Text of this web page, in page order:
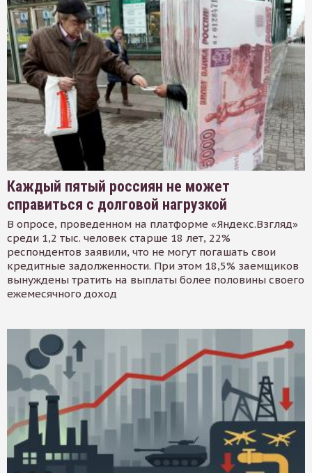
Каждый пятый россиян не может
справиться с долговой нагрузкой
В опросе, проведенном на платформе «Яндекс.Взгляд»
среди 1,2 тыс. человек старше 18 лет, 22%
респондентов заявили, что не могут погашать свои
кредитные задолженности. При этом 18,5% заемщиков
вынуждены тратить на выплаты более половины своего
ежемесячного доход